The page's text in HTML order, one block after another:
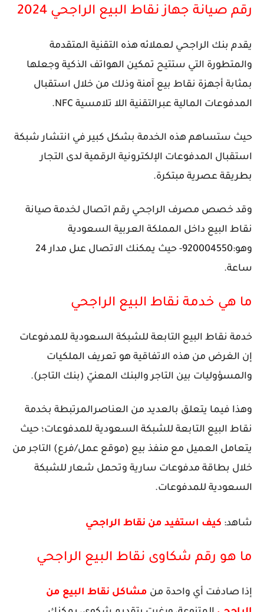
رقم صيانة جهاز نقاط البيع الراجحي 2024
يقدم بنك الراجحي لعملائه هذه التقنية المتقدمة
والمتطورة التي ستتيح تمكين الهواتف الذكية وجعلها
بمثابة أجهزة نقاط بيع آمنة وذلك من خلال استقبال
المدفوعات المالية عبرالتقنية اللا تلامسية NFC.
حيث ستساهم هذه الخدمة بشكل كبير في انتشار شبكة
استقبال المدفوعات الإلكترونية الرقمية لدى التجار
بطريقة عصرية مبتكرة.
وقد خصص مصرف الراجحي رقم اتصال لخدمة صيانة
نقاط البيع داخل المملكة العربية السعودية
وهو:
920004550- حيث يمكنك الاتصال عىل مدار 24
ساعة.
ما هي خدمة نقاط البيع الراجحي
خدمة نقاط البيع التابعة للشبكة السعودية للمدفوعات
إن الغرض من هذه الاتفاقية هو تعريف الملكيات
والمسؤوليات بين التاجر والبنك المعنيّ (بنك التاجر).
وهذا فيما يتعلق بالعديد من العناصرالمرتبطة بخدمة
نقاط البيع التابعة للشبكة السعودية للمدفوعات؛ حيث
يتعامل العميل مع منفذ بيع (موقع عمل/فرع) التاجر من
خلال بطاقة مدفوعات سارية وتحمل شعار للشبكة
السعودية للمدفوعات.
شاهد: كيف استفيد من نقاط الراجحي
ما هو رقم شكاوى نقاط البيع الراجحي
إذا صادفت أي واحدة من مشاكل نقاط البيع من